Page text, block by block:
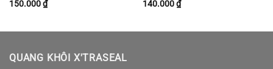
150.000₫ 140.000₫
QUANG KHÔI X'TRASEAL